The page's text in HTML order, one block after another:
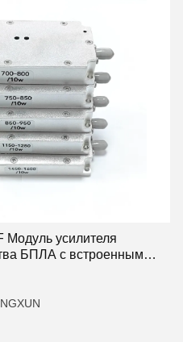
Модуль усилителя
БПЛА с встроенным